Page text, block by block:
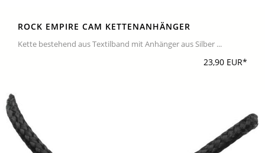
ROCK EMPIRE CAM KETTENANHÄNGER
Kette bestehend aus Textilband mit Anhänger aus Silber ...
23,90 EUR*